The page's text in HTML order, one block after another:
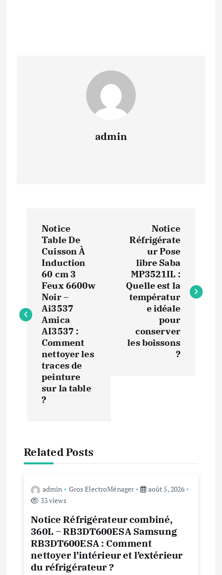
admin
g
d
Notice
Table De
Cuisson À
Induction
60 cm 3
Feux 6600w
Noir –
Ai3537
Amica
AI3537 :
Comment
nettoyer les
traces de
peinture
sur la table
?
Notice
Réfrigérate
ur Pose
libre Saba
MP3521IL :
Quelle est la
températur
e idéale
pour
conserver
les boissons
?
Related Posts
admin Gros ElectroMénager
août 5, 2026
33 views
Notice Réfrigérateur combiné,
360L – RB3DT600ESA Samsung
RB3DT600ESA : Comment
nettoyer l’intérieur et l’extérieur
du réfrigérateur ?